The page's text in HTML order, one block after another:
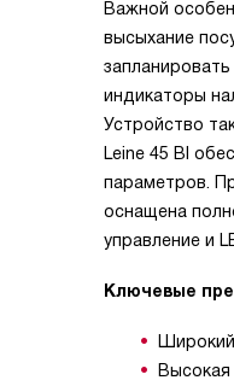
Важной
высыхание
индикаторы
Устройство
Leine 45 BI
параметров.
оснащена
управление и
Ключевые